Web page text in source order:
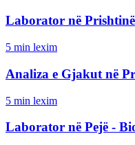
Laborator në
5 min lexim
Analiza e Gjakut në
5 min lexim
Laborator në Pejë -